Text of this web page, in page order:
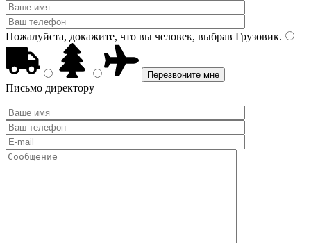
Пожалуйста, докажите, что вы человек, выбрав Грузовик.
Письмо директору